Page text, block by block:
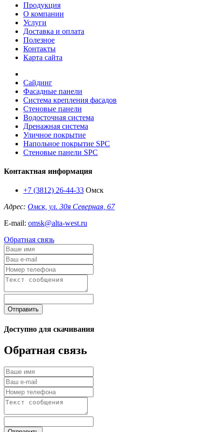
Продукция
О компании
Услуги
Доставка и оплата
Полезное
Контакты
Карта сайта
Сайдинг
Фасадные панели
Система крепления фасадов
Стеновые панели
Водосточная система
Дренажная система
Уличное покрытие
Напольное покрытие SPC
Стеновые панели SPC
Контактная информация
+7 (3812) 26-44-33 Омск
Адрес: Омск, ул. 30я Северная, 67
E-mail: omsk@alta-west.ru
Обратная связь
Отправить
Доступно для скачивания
Обратная связь